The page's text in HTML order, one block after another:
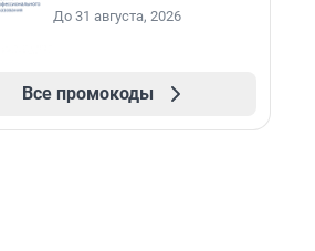
До 31 августа, 2026
Все промокоды